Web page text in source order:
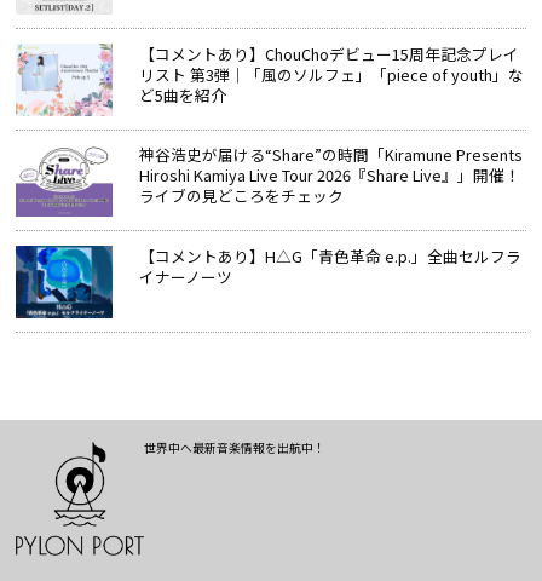
【コメントあり】ChouChoデビュー15周年記念プレイ
リスト 第3弾｜「風のソルフェ」「piece of youth」な
ど5曲を紹介
神谷浩史が届ける“Share”の時間――「Kiramune Presents
Hiroshi Kamiya Live Tour 2026『Share Live』」開催！
ライブの見どころをチェック
【コメントあり】H△G「青色革命 e.p.」全曲セルフラ
イナーノーツ
世界中へ最新音楽情報を出航中！